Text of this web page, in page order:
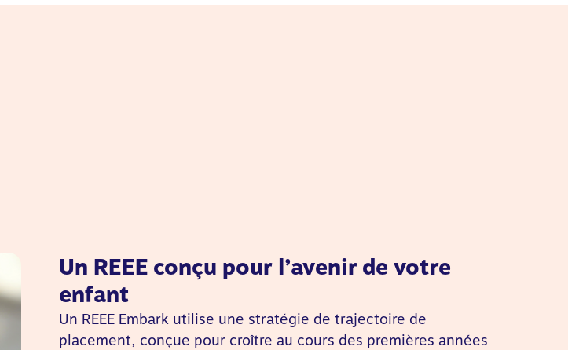
Un REEE conçu pour l’avenir de votre
enfant
Un REEE Embark utilise une stratégie de trajectoire de
placement, conçue pour croître au cours des premières années